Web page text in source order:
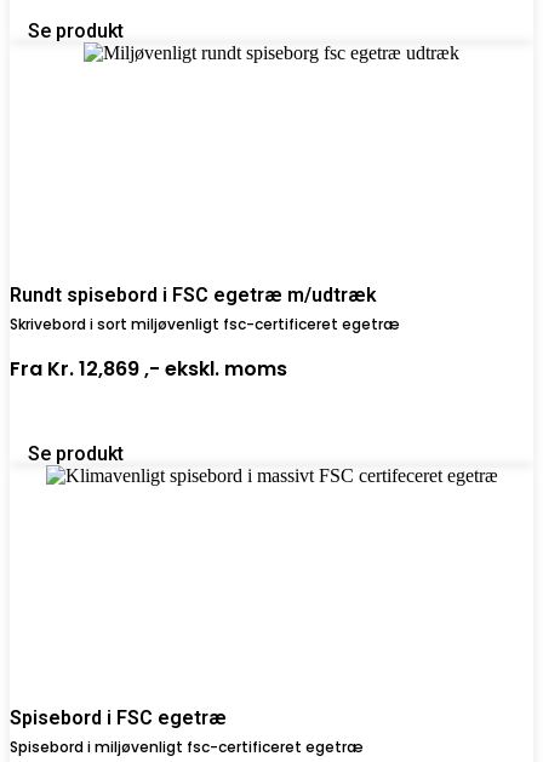
Se produkt
Rundt spisebord i FSC egetræ m/udtræk
Skrivebord i sort miljøvenligt fsc-certificeret egetræ
Fra Kr. 12,869 ,- ekskl. moms
Se produkt
Spisebord i FSC egetræ
Spisebord i miljøvenligt fsc-certificeret egetræ